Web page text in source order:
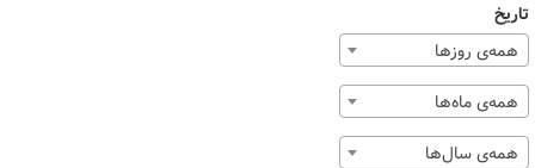
تاریخ
همه‌ی روزها
همه‌ی ماه‌ها
همه‌ی سال‌ها